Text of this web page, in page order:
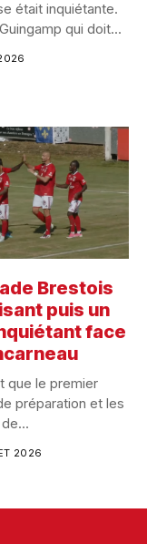
était inquiétante.
qui doit...
Brestois
puis un
face
que le premier
préparation et les
2026